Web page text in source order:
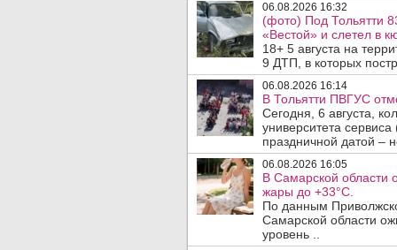
06.08.2026 16:32
(фото) Под Тольятти
«Вестой» и слетел в
18+ 5 августа на
9 ДТП, в которых
06.08.2026 16:14
В Тольятти ПВГУС
Сегодня, 6 августа,
университета
праздничной датой –
06.08.2026 16:05
В Самарской области
жары до +33°C.
По данным
Самарской области
уровень ..